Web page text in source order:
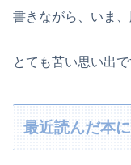
書きながら、いま
とても苦い思い出で
最近読んだ本